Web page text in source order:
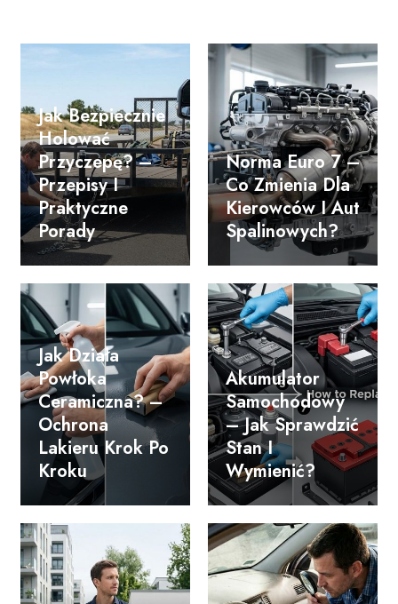
Jak Bezpiecznie
Holować
Przyczepę? –
Przepisy I
Praktyczne
Porady
Norma Euro 7 –
Co Zmienia Dla
Kierowców I Aut
Spalinowych?
Jak Działa
Powłoka
Ceramiczna? –
Ochrona
Lakieru Krok Po
Kroku
Akumulator
Samochodowy
– Jak Sprawdzić
Stan I
Wymienić?